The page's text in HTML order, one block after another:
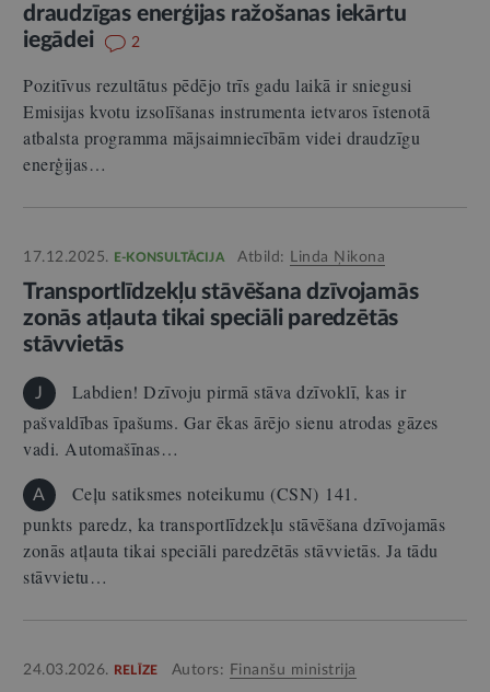
draudzīgas enerģijas ražošanas iekārtu
iegādei
2
Pozitīvus rezultātus pēdējo trīs gadu laikā ir sniegusi
Emisijas kvotu izsolīšanas instrumenta ietvaros īstenotā
atbalsta programma mājsaimniecībām videi draudzīgu
enerģijas…
17.12.2025. E-KONSULTĀCIJA Atbild: Linda Ņikona
Transportlīdzekļu stāvēšana dzīvojamās
zonās atļauta tikai speciāli paredzētās
stāvvietās
J
Labdien! Dzīvoju pirmā stāva dzīvoklī, kas ir
pašvaldības īpašums. Gar ēkas ārējo sienu atrodas gāzes
vadi. Automašīnas…
A
Ceļu satiksmes noteikumu (CSN) 141.
punkts paredz, ka transportlīdzekļu stāvēšana dzīvojamās
zonās atļauta tikai speciāli paredzētās stāvvietās. Ja tādu
stāvvietu…
24.03.2026. RELĪZE Autors: Finanšu ministrija